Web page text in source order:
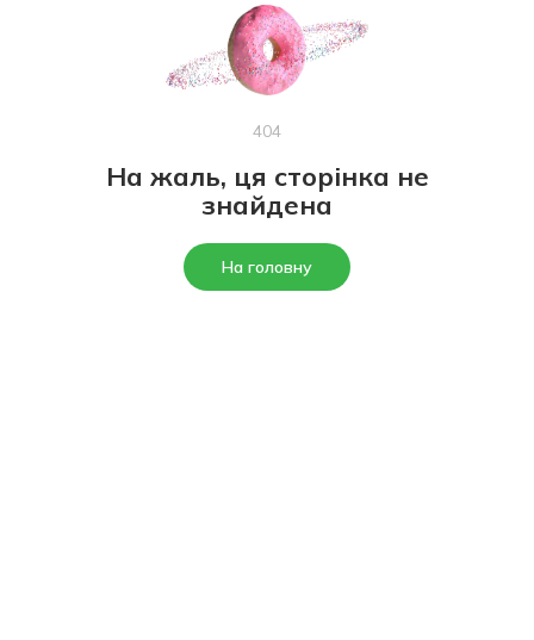
404
На жаль, ця сторінка не
знайдена
На головну